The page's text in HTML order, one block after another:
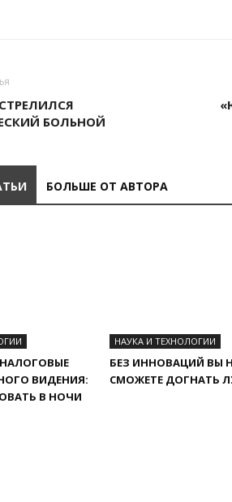
БОЛЬНОЙ
БОЛЬШЕ ОТ АВТОРА
ВИДЕНИЯ:
В НОЧИ
НАУКА И ТЕХНОЛОГИИ
БЕЗ ИННОВАЦИЙ ВЫ
СМОЖЕТЕ ДОГНАТЬ